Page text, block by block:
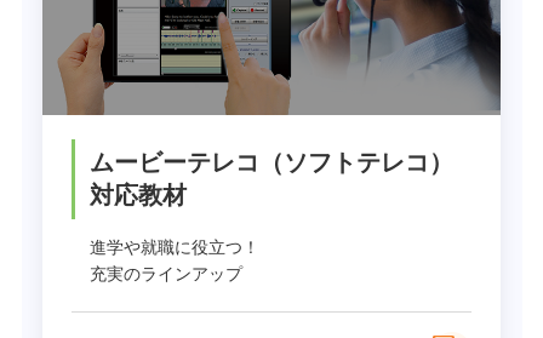
ムービーテレコ（ソフトテレコ）
対応教材
進学や就職に役立つ！
充実のラインアップ